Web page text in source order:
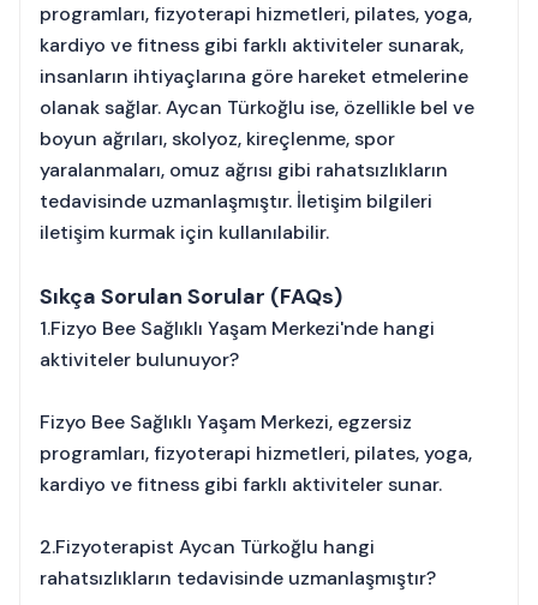
programları, fizyoterapi hizmetleri, pilates, yoga,
kardiyo ve fitness gibi farklı aktiviteler sunarak,
insanların ihtiyaçlarına göre hareket etmelerine
olanak sağlar. Aycan Türkoğlu ise, özellikle bel ve
boyun ağrıları, skolyoz, kireçlenme, spor
yaralanmaları, omuz ağrısı gibi rahatsızlıkların
tedavisinde uzmanlaşmıştır. İletişim bilgileri
iletişim kurmak için kullanılabilir.
Sıkça Sorulan Sorular (FAQs)
1.Fizyo Bee Sağlıklı Yaşam Merkezi'nde hangi
aktiviteler bulunuyor?
Fizyo Bee Sağlıklı Yaşam Merkezi, egzersiz
programları, fizyoterapi hizmetleri, pilates, yoga,
kardiyo ve fitness gibi farklı aktiviteler sunar.
2.Fizyoterapist Aycan Türkoğlu hangi
rahatsızlıkların tedavisinde uzmanlaşmıştır?